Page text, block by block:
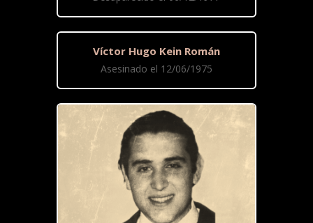
Víctor Hugo Kein Román
Asesinado el 12/06/1975